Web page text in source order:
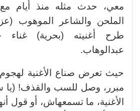
معي، حدث مثله منذ أيام
الملحن والشاعر الموهوب
طرح أغنيته (بحرية) غناء
عبدالوهاب.
حيث تعرض صناع الأغنية
مبرر، وصل للسب والقذف!
الأغنية، ما تسمعهاش، أو قول